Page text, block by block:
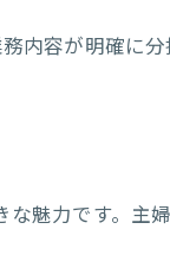
率良く見つける
する時の準備
用法
の魅力
る働き方の魅力
採用の特徴
容が明確に分
魅力です。主